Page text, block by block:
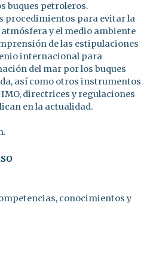
buques petroleros.
procedimientos para evitar la
y el medio ambiente
de las estipulaciones
internacional para
del mar por los buques
así como otros instrumentos
directrices y regulaciones
en la actualidad.
conocimientos y